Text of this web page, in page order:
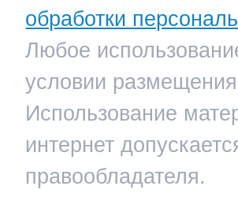
обработки
Любое
условии размещения
Использование
интернет
правообладателя.